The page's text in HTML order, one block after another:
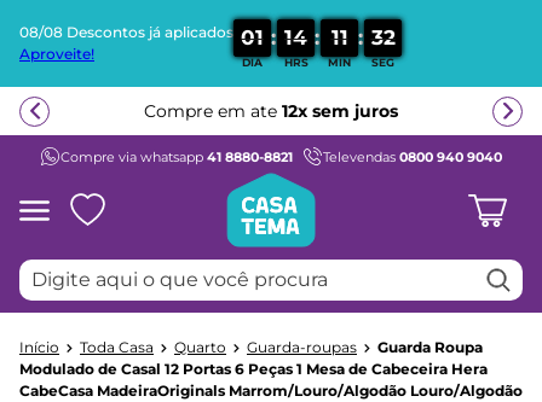
08/08 Descontos já aplicados
Aproveite!
01
DIA
: 14
HRS
: 11
MIN
: 32
SEG
Compre em ate 12x sem juros
Compre via whatsapp 41 8880-8821 Televendas 0800 940 9040
Digite aqui o que você procura
Toda Casa Quarto Guarda-roupas
Guarda Roupa
Modulado de Casal 12 Portas 6 Peças 1 Mesa de Cabeceira Hera
CabeCasa MadeiraOriginals Marrom/Louro/Algodão Louro/Algodão
1º
guarda roupa
3º
bicama
º
escrivaninha
6º
petit
7º
cama infantil
8º
treliche